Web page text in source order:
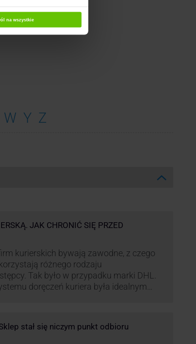
na wszystkie
W Y Z
JAK CHRONIĆ SIĘ PRZED
kurierskich bywają zawodne, z czego
różnego rodzaju
Tak było w przypadku marki DHL.
doręczeń kuriera była idealnym
którzy próbują
problemy przedsiębiorstw działających
stał się niczym punkt odbioru